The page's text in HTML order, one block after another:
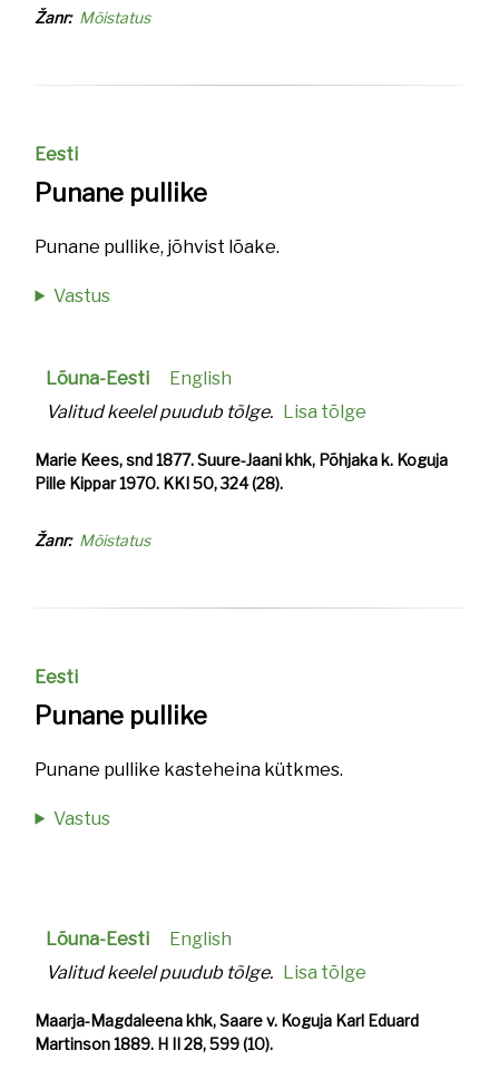
Žanr Mõistatus
Eesti
Punane pullike
Punane pullike, jõhvist lõake.
Vastus
Lõuna-Eesti
English
Valitud keelel puudub tõlge. Lisa tõlge
Marie Kees, snd 1877. Suure-Jaani khk, Põhjaka k. Koguja
Pille Kippar 1970. KKI 50, 324 (28).
Žanr Mõistatus
Eesti
Punane pullike
Punane pullike kasteheina kütkmes.
Vastus
Lõuna-Eesti
English
Valitud keelel puudub tõlge. Lisa tõlge
Maarja-Magdaleena khk, Saare v. Koguja Karl Eduard
Martinson 1889. H II 28, 599 (10).